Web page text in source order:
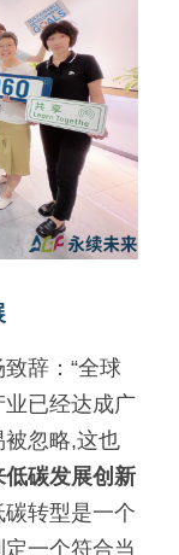
辞：“全球
已经达成广
忽略,这也
碳发展创新
转型是一个
一个符合当